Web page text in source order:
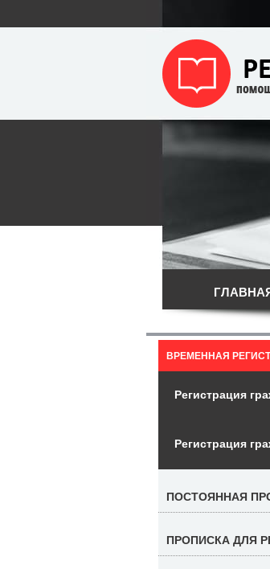
ВРЕМЕННАЯ
Регистрация
Регистрация
ПОСТОЯННАЯ
ПРОПИСКА ДЛЯ